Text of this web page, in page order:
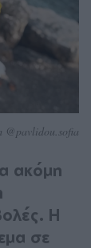
@pavlidou.sofia
ακόμη
Η
σε